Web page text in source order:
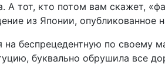
А тот, кто потом вам скажет,
из Японии, опубликованное
беспрецедентную по своему
буквально обрушила все